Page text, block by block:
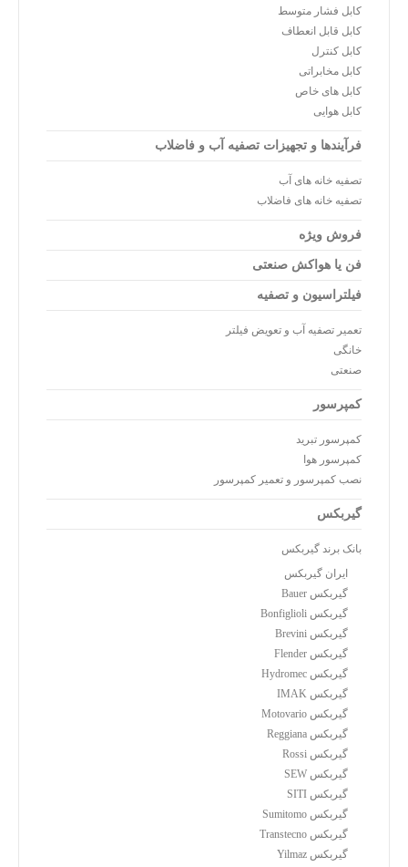
کابل فشار متوسط
کابل قابل انعطاف
کابل کنترل
کابل مخابراتی
کابل های خاص
کابل هوایی
فرآیندها و تجهیزات تصفیه آب و فاضلاب
تصفیه خانه های آب
تصفیه خانه های فاضلاب
فروش ویژه
فن یا هواکش صنعتی
فیلتراسیون و تصفیه
تعمیر تصفیه آب و تعویض فیلتر
خانگی
صنعتی
کمپرسور
کمپرسور تبرید
کمپرسور هوا
نصب کمپرسور و تعمیر کمپرسور
گیربکس
بانک برند گیربکس
ایران گیربکس
گیربکس Bauer
گیربکس Bonfiglioli
گیربکس Brevini
گیربکس Flender
گیربکس Hydromec
گیربکس IMAK
گیربکس Motovario
گیربکس Reggiana
گیربکس Rossi
گیربکس SEW
گیربکس SITI
گیربکس Sumitomo
گیربکس Transtecno
گیربکس Yilmaz